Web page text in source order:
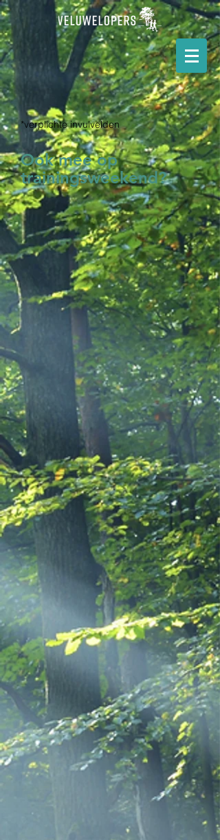
*verplichte invulvelden
Ook mee op
trainingsweekend?